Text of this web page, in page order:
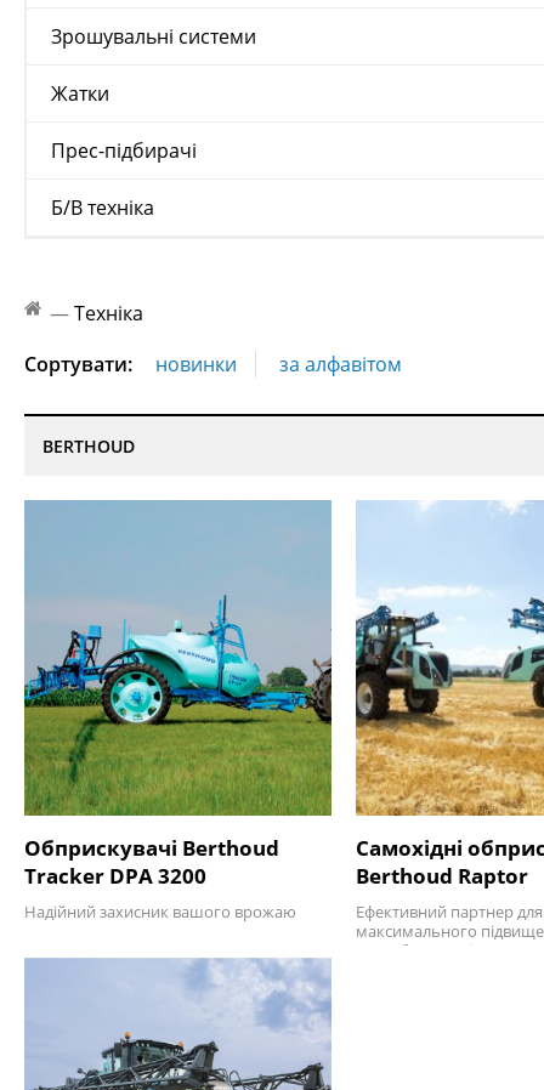
Зрошувальні системи
Жатки
Прес-підбирачі
Б/В техніка
—Техніка
Сортувати:
новинки за алфавітом
BERTHOUD
Обприскувачі Berthoud
Tracker DPA 3200
Надійний захисник вашого врожаю
Самохідні
Berthoud Raptor
Ефективний партнер для
максимального
рентабельності